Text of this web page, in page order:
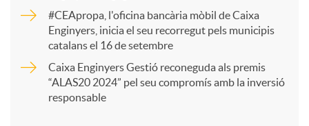
r
t
#CEApropa, l'oficina bancària mòbil de Caixa
Enginyers, inicia el seu recorregut pels municipis
catalans el 16 de setembre
Caixa Enginyers Gestió reconeguda als premis
“ALAS20 2024” pel seu compromís amb la inversió
responsable